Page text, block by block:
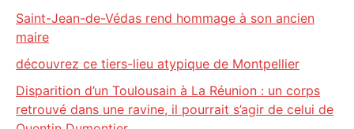
Saint-Jean-de-Védas rend hommage à son ancien
maire
découvrez ce tiers-lieu atypique de Montpellier
Disparition d’un Toulousain à La Réunion : un corps
retrouvé dans une ravine, il pourrait s’agir de celui de